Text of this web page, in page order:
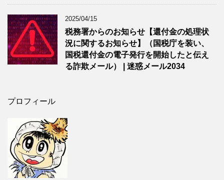
2025/04/15
税務署からのお知らせ【還付金の処理状
況に関するお知らせ】（国税庁を装い、
国税還付金の電子発行を開始したと伝え
る詐欺メール） | 迷惑メール2034
プロフィール